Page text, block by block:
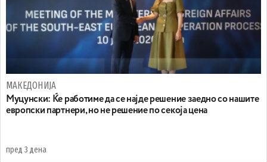
МАКЕДОНИЈА
Муцунски: Ќе работиме да се најде решение заедно со нашите
европски партнери, но не решение по секоја цена
пред 3 дена